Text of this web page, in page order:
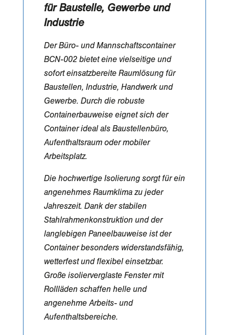
für Baustelle, Gewerbe und
Industrie
Der Büro- und Mannschaftscontainer
BCN-002 bietet eine vielseitige und
sofort einsatzbereite Raumlösung für
Baustellen, Industrie, Handwerk und
Gewerbe. Durch die robuste
Containerbauweise eignet sich der
Container ideal als Baustellenbüro,
Aufenthaltsraum oder mobiler
Arbeitsplatz.
Die hochwertige Isolierung sorgt für ein
angenehmes Raumklima zu jeder
Jahreszeit. Dank der stabilen
Stahlrahmenkonstruktion und der
langlebigen Paneelbauweise ist der
Container besonders widerstandsfähig,
wetterfest und flexibel einsetzbar.
Große isolierverglaste Fenster mit
Rollläden schaffen helle und
angenehme Arbeits- und
Aufenthaltsbereiche.